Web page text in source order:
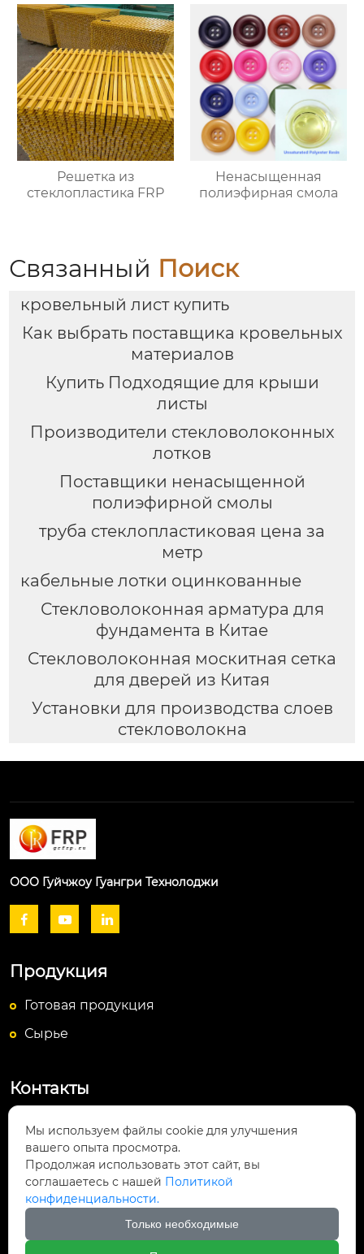
Решетка из
стеклопластика FRP
Ненасыщенная
полиэфирная смола
Связанный Поиск
кровельный лист купить
Как выбрать поставщика кровельных
материалов
Купить Подходящие для крыши
листы
Производители стекловолоконных
лотков
Поставщики ненасыщенной
полиэфирной смолы
труба стеклопластиковая цена за
метр
кабельные лотки оцинкованные
Стекловолоконная арматура для
фундамента в Китае
Стекловолоконная москитная сетка
для дверей из Китая
Установки для производства слоев
стекловолокна
ООО Гуйчжоу Гуангри Технолоджи
  
Продукция
Готовая продукция
Сырье
Контакты

Посёлок Байюньшань, уезд Чаншунь,
провинция Гуйчжоу
info@lightsunfrp.com

Мы используем файлы cookie для улучшения
вашего опыта просмотра.
Продолжая использовать этот сайт, вы
соглашаетесь с нашей Политикой
конфиденциальности.
Только необходимые